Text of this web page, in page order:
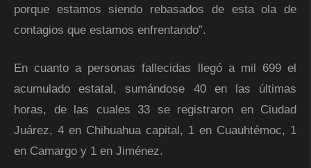
porque estamos siendo rebasados de esta ola de
contagios que estamos enfrentando”.
En cuanto a personas fallecidas llegó a mil 699 el
acumulado estatal, sumándose 40 en las últimas
horas, de las cuales 33 se registraron en Ciudad
Juárez, 4 en Chihuahua capital, 1 en Cuauhtémoc, 1
en Camargo y 1 en Jiménez.